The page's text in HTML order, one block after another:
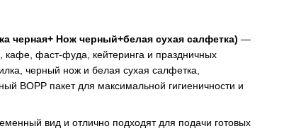
черная+ Нож черный+белая сухая салфетка) —
кафе, фаст-фуда, кейтеринга и праздничных
черный нож и белая сухая салфетка,
BOPP пакет для максимальной гигиеничности и
вид и отлично подходят для подачи готовых